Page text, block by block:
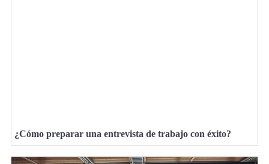
¿Cómo preparar una entrevista de trabajo con éxito?